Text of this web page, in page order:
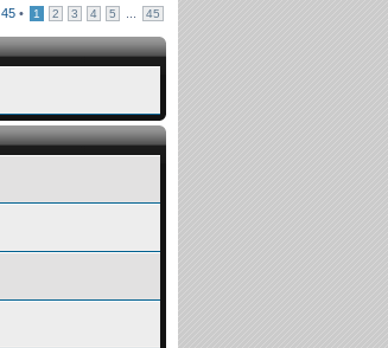
45 • 1 2 3 4 5 45